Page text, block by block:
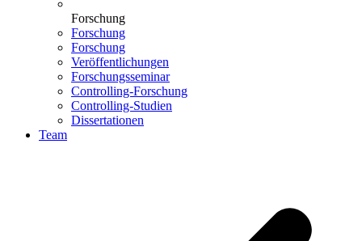
Forschung
Forschung
Forschung
Veröffentlichungen
Forschungsseminar
Controlling-Forschung
Controlling-Studien
Dissertationen
Team